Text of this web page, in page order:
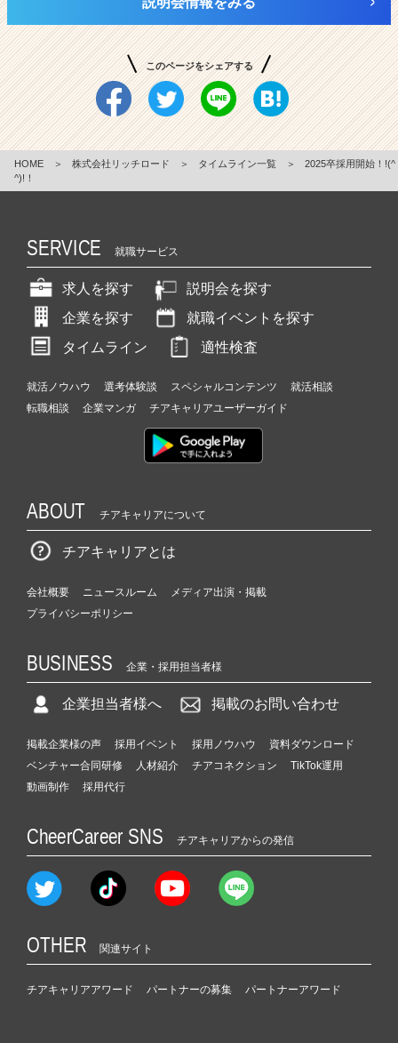
このページをシェアする
HOME ＞ 株式会社リッチロード ＞ タイムライン一覧 ＞
2025卒採用開始！!(^
^)!！
SERVICE 就職サービス
求人を探す
説明会を探す
企業を探す
就職イベントを探す
タイムライン
適性検査
就活ノウハウ 選考体験談 スペシャルコンテンツ
就活相談
転職相談
企業マンガ チアキャリアユーザーガイド
ABOUT チアキャリアについて
チアキャリアとは
会社概要 ニュースルーム
メディア出演・掲載
プライバシーポリシー
BUSINESS 企業・採用担当者様
企業担当者様へ 掲載のお問い合わせ
掲載企業様の声 採用イベント 採用ノウハウ
資料ダウンロード
ベンチャー合同研修
人材紹介 チアコネクション
TikTok運用
動画制作
採用代行
CheerCareer SNS チアキャリアからの発信
OTHER 関連サイト
チアキャリアアワード パートナーの募集 パートナーアワード